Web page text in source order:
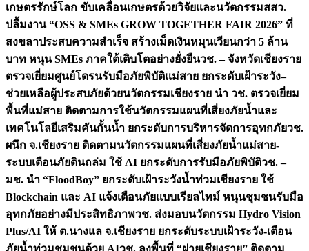
เกษตรรักษ์โลก ขับเคลื่อนเกษตรด้วยวิจัยและนวัตกรรมสสว.
ปลื้มงาน “OSS & SMEs GROW TOGETHER FAIR 2026” ที่
สงขลาประสบความสำเร็จ สร้างเม็ดเงินหมุนเวียนกว่า 5 ล้าน
บาท หนุน SMEs ภาคใต้เติบโตอย่างยั่งยืนวช. – จังหวัดเชียงราย
ตรวจเยี่ยมศูนย์โดรนรับมือภัยพิบัติแม่สาย ยกระดับเฝ้าระวัง–
ช่วยเหลือผู้ประสบภัยด้วยนวัตกรรมเชียงราย นำ วช. ตรวจเยี่ยม
พื้นที่แม่สาย ติดตามการใช้นวัตกรรมแผนที่เสี่ยงภัยน้ำและ
เทคโนโลยีเสริมคันกั้นน้ำ ยกระดับการบริหารจัดการอุทกภัยวช.
ผนึก จ.เชียงราย ติดตามนวัตกรรมแผนที่เสี่ยงภัยน้ำแม่สาย-
ระบบเตือนภัยดินถล่ม ใช้ AI ยกระดับการรับมือภัยพิบัติวช. –
มช. นำ “FloodBoy” ยกระดับเฝ้าระวังน้ำท่วมเชียงราย ใช้
Blockchain และ AI แจ้งเตือนภัยแบบเรียลไทม์ หนุนชุมชนรับมือ
อุทกภัยอย่างมีประสิทธิภาพวช. ส่งมอบนวัตกรรม Hydro Vision
Plus/AI ให้ ต.นางแล จ.เชียงราย ยกระดับระบบเฝ้าระวัง-เตือน
ภัยน้ำท่วมชุมชนด้วย AIวช. ลงพื้นที่ “ฝายเชียงราย” ติดตาม